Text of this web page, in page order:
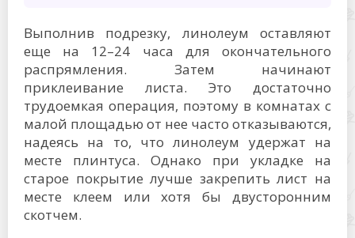
Выполнив подрезку, линолеум оставляют
еще на 12–24 часа для окончательного
распрямления. Затем начинают
приклеивание листа. Это достаточно
трудоемкая операция, поэтому в комнатах с
малой площадью от нее часто отказываются,
надеясь на то, что линолеум удержат на
месте плинтуса. Однако при укладке на
старое покрытие лучше закрепить лист на
месте клеем или хотя бы двусторонним
скотчем.